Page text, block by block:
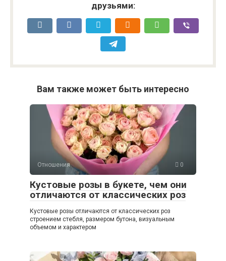
друзьями:
Вам также может быть интересно
Отношения 0
Кустовые розы в букете, чем они
отличаются от классических роз
Кустовые розы отличаются от классических роз
строением стебля, размером бутона, визуальным
объемом и характером